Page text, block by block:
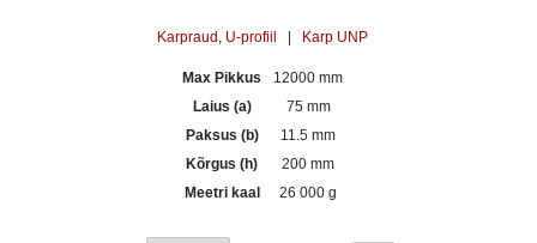
Karpraud, U-profiil Karp UNP
Max Pikkus
12000 mm
Laius (a)
75 mm
Paksus (b)
11.5 mm
Kõrgus (h)
200 mm
Meetri kaal
26 000 g